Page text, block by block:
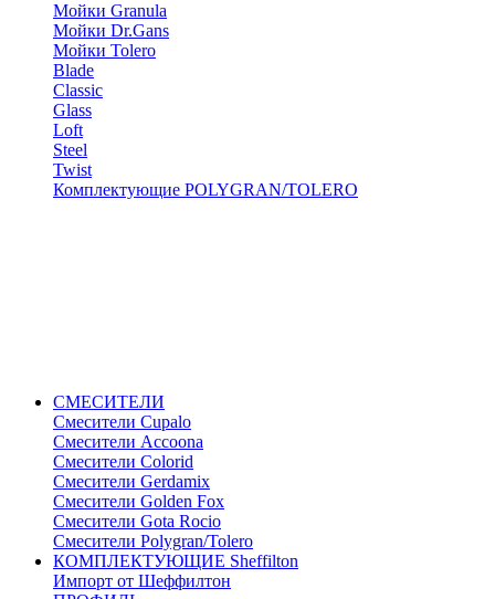
Мойки Granula
Мойки Dr.Gans
Мойки Tolero
Blade
Classic
Glass
Loft
Steel
Twist
Комплектующие POLYGRAN/TOLERO
СМЕСИТЕЛИ
Cмесители Cupalo
Смесители Accoona
Смесители Colorid
Смесители Gerdamix
Смесители Golden Fox
Смесители Gota Rocio
Смесители Polygran/Tolero
КОМПЛЕКТУЮЩИЕ Sheffilton
Импорт от Шеффилтон